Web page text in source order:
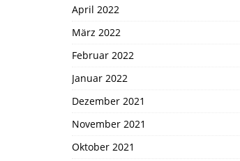
April 2022
März 2022
Februar 2022
Januar 2022
Dezember 2021
November 2021
Oktober 2021